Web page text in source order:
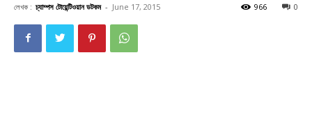
লেখক : চ্যাম্পস টোয়েন্টিওয়ান ডটকম - June 17, 2015 0
966